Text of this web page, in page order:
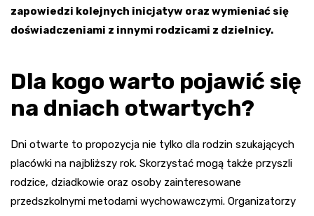
zapowiedzi kolejnych inicjatyw oraz wymieniać się
doświadczeniami z innymi rodzicami z dzielnicy.
Dla kogo warto pojawić się
na dniach otwartych?
Dni otwarte to propozycja nie tylko dla rodzin szukających
placówki na najbliższy rok. Skorzystać mogą także przyszli
rodzice, dziadkowie oraz osoby zainteresowane
przedszkolnymi metodami wychowawczymi. Organizatorzy